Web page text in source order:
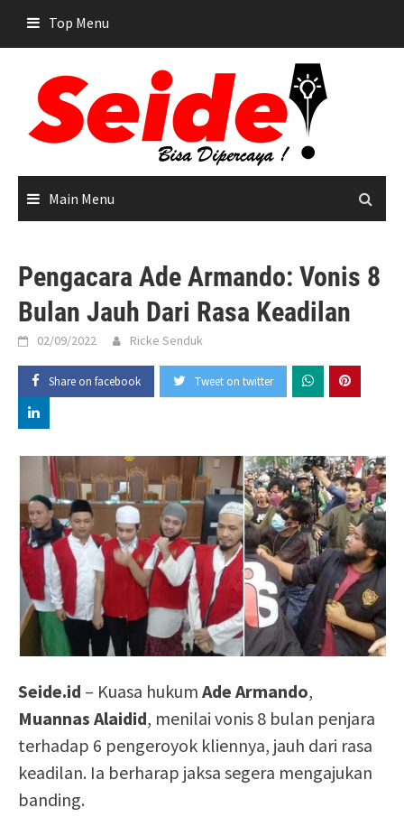
content
Top Menu
Main Menu
Pengacara Ade Armando: Vonis 8
Bulan Jauh Dari Rasa Keadilan
02/09/2022 Ricke Senduk
Share on facebook Tweet on twitter
Seide.id – Kuasa hukum Ade Armando,
Muannas Alaidid, menilai vonis 8 bulan penjara
terhadap 6 pengeroyok kliennya, jauh dari rasa
keadilan. Ia berharap jaksa segera mengajukan
banding.